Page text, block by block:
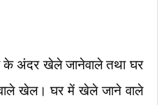
के अंदर खेले जानेवाले तथा घर
खेल। घर में खेले जाने वाले